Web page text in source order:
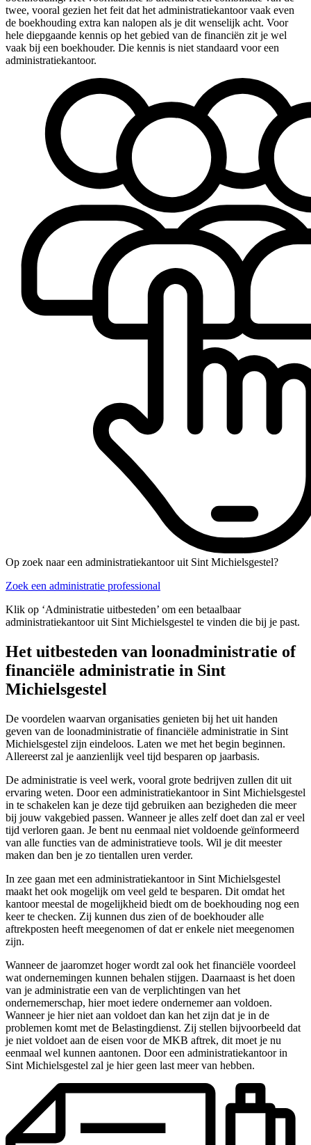
twee, vooral gezien het feit dat het administratiekantoor vaak even
de boekhouding extra kan nalopen als je dit wenselijk acht. Voor
hele diepgaande kennis op het gebied van de financiën zit je wel
vaak bij een boekhouder. Die kennis is niet standaard voor een
administratiekantoor.
Op zoek naar een administratiekantoor uit Sint Michielsgestel?
Zoek een administratie professional
Klik op ‘Administratie uitbesteden’ om een betaalbaar
administratiekantoor uit Sint Michielsgestel te vinden die bij je past.
Het uitbesteden van loonadministratie of
financiële administratie in Sint
Michielsgestel
De voordelen waarvan organisaties genieten bij het uit handen
geven van de loonadministratie of financiële administratie in Sint
Michielsgestel zijn eindeloos. Laten we met het begin beginnen.
Allereerst zal je aanzienlijk veel tijd besparen op jaarbasis.
De administratie is veel werk, vooral grote bedrijven zullen dit uit
ervaring weten. Door een administratiekantoor in Sint Michielsgestel
in te schakelen kan je deze tijd gebruiken aan bezigheden die meer
bij jouw vakgebied passen. Wanneer je alles zelf doet dan zal er veel
tijd verloren gaan. Je bent nu eenmaal niet voldoende geïnformeerd
van alle functies van de administratieve tools. Wil je dit meester
maken dan ben je zo tientallen uren verder.
In zee gaan met een administratiekantoor in Sint Michielsgestel
maakt het ook mogelijk om veel geld te besparen. Dit omdat het
kantoor meestal de mogelijkheid biedt om de boekhouding nog een
keer te checken. Zij kunnen dus zien of de boekhouder alle
aftrekposten heeft meegenomen of dat er enkele niet meegenomen
zijn.
Wanneer de jaaromzet hoger wordt zal ook het financiële voordeel
wat ondernemingen kunnen behalen stijgen. Daarnaast is het doen
van je administratie een van de verplichtingen van het
ondernemerschap, hier moet iedere ondernemer aan voldoen.
Wanneer je hier niet aan voldoet dan kan het zijn dat je in de
problemen komt met de Belastingdienst. Zij stellen bijvoorbeeld dat
je niet voldoet aan de eisen voor de MKB aftrek, dit moet je nu
eenmaal wel kunnen aantonen. Door een administratiekantoor in
Sint Michielsgestel zal je hier geen last meer van hebben.